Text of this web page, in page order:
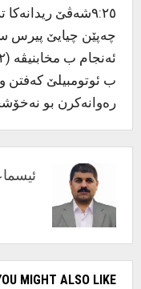
٩:٢٥شەڤێ
چەپێن چیایێ پیرس
ب ئوتومبیلێ کەفتن
رەوانەکرن بو
YOU MIGHT ALSO LIKE